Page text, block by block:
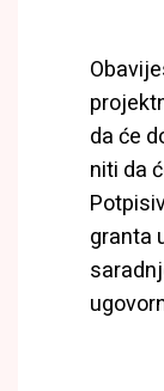
da će
niti da
granta